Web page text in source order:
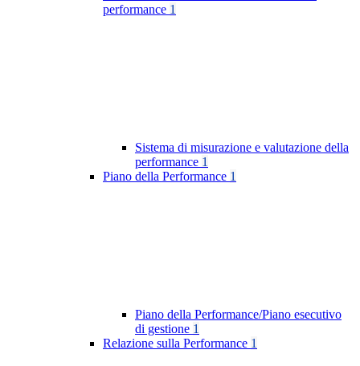
performance 1
Sistema di misurazione e valutazione della
performance 1
Piano della Performance 1
Piano della Performance/Piano esecutivo
di gestione 1
Relazione sulla Performance 1